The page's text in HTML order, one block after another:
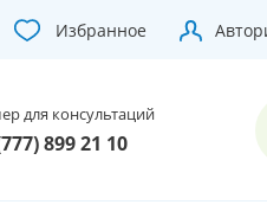
Избранное
для консультаций
899 21 10